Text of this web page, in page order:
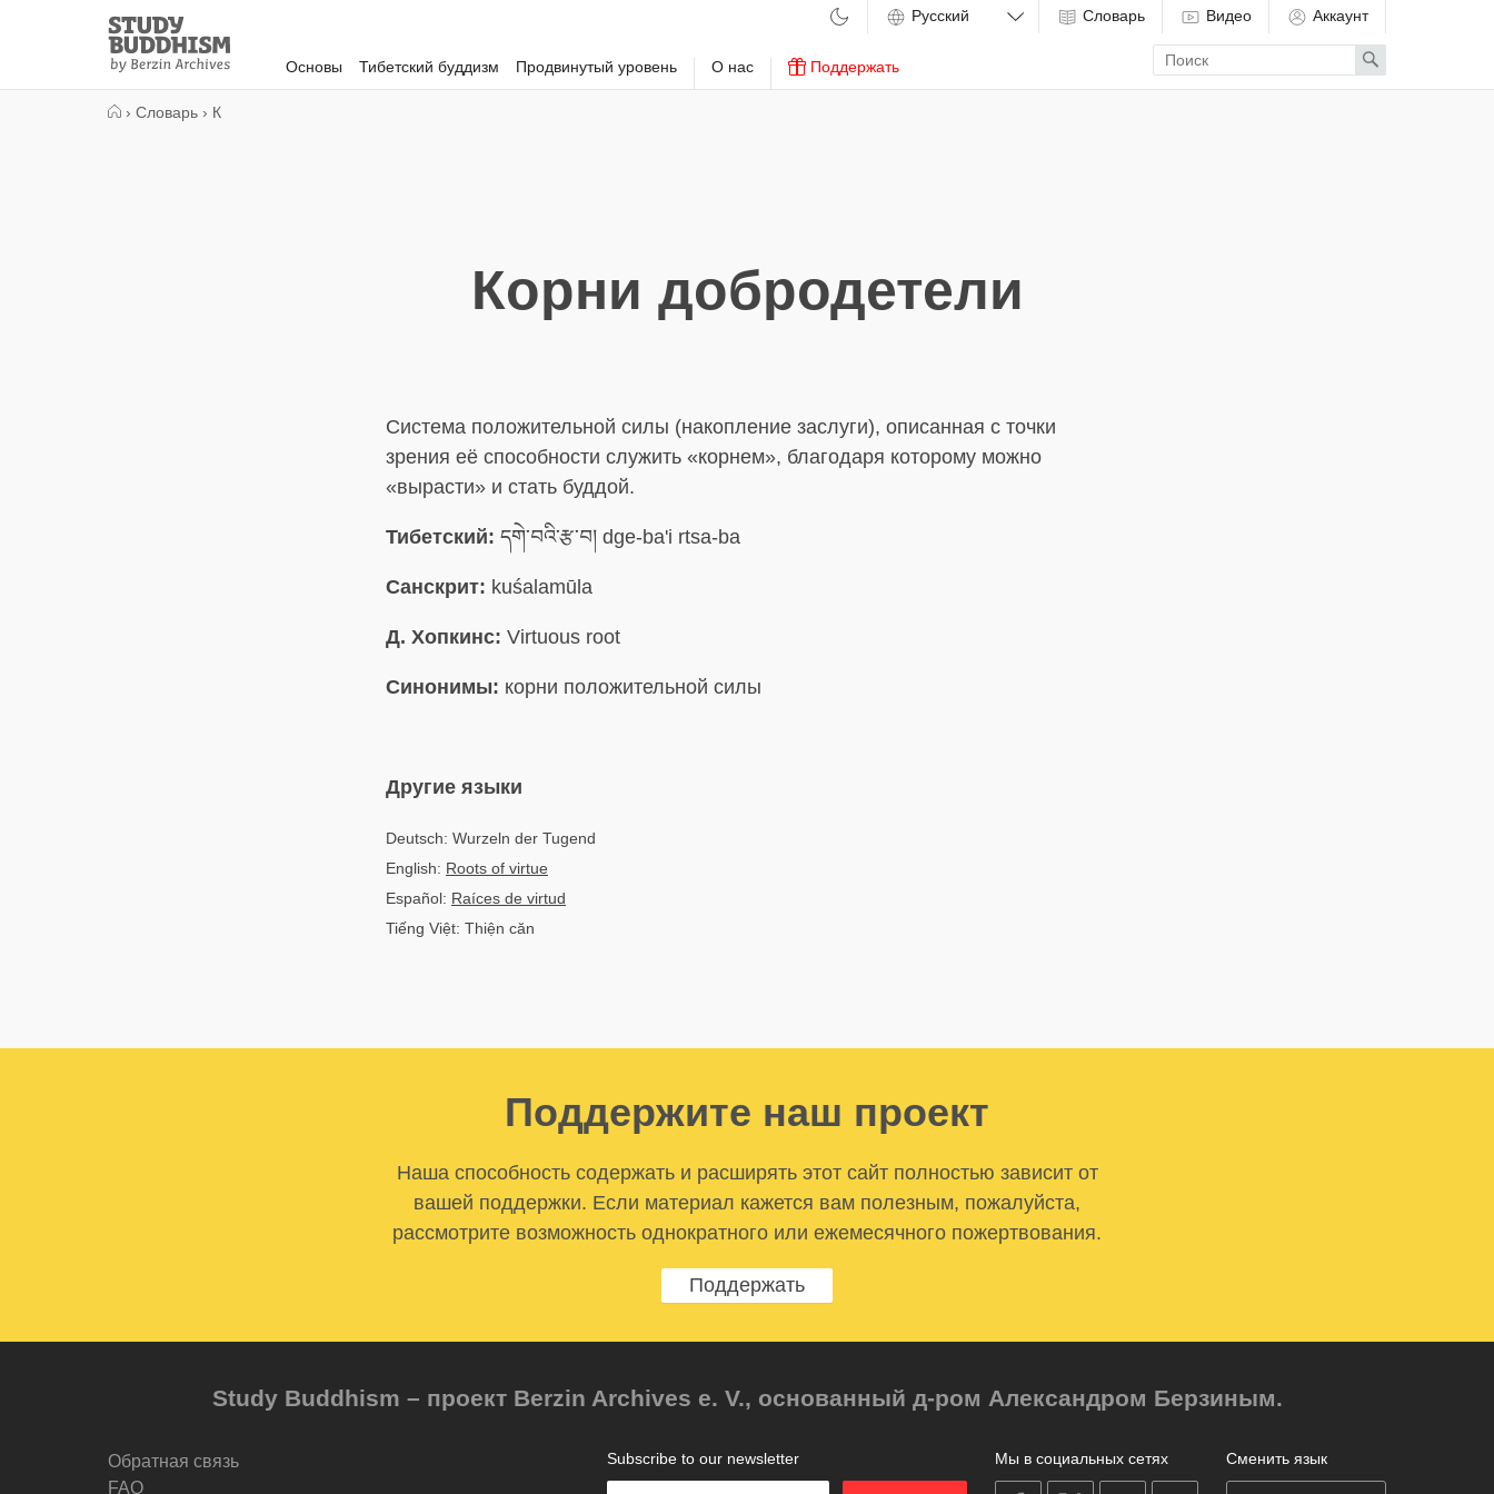
Study
Buddhism
Home
Основы Тибетский буддизм Продвинутый уровень О нас Поддержать
Словарь Видео Аккаунт
Enter
search
term
Search
› Словарь › К
Корни добродетели
Система положительной силы (накопление заслуги), описанная с точки
зрения её способности служить «корнем», благодаря которому можно
«вырасти» и стать буддой.
Тибетский: དགེ་བའི་རྩ་བ། dge-ba'i rtsa-ba
Санскрит: kuśalamūla
Д. Хопкинс: Virtuous root
Синонимы: корни положительной силы
Другие языки
Deutsch: Wurzeln der Tugend
English: Roots of virtue
Español: Raíces de virtud
Tiếng Việt: Thiện căn
Поддержите наш проект
Наша способность содержать и расширять этот сайт полностью зависит от
вашей поддержки. Если материал кажется вам полезным, пожалуйста,
рассмотрите возможность однократного или ежемесячного пожертвования.
Поддержать
Study Buddhism – проект Berzin Archives e. V., основанный д-ром Александром Берзиным.
Обратная связь
FAQ
Сменить язык
Мы в социальных сетях
on
on on
Subscribe to our newsletter